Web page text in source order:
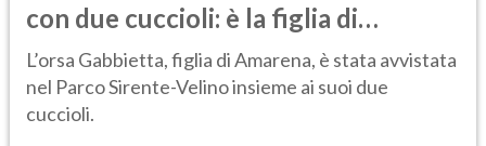
con due cuccioli: è la figlia di
Amarena
L’orsa Gabbietta, figlia di Amarena, è stata avvistata
nel Parco Sirente-Velino insieme ai suoi due
cuccioli.